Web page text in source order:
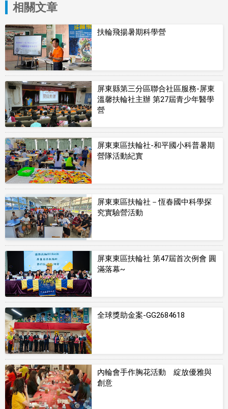
相關文章
扶輪飛揚暑期科學營
屏東縣第三分區聯合社區服務-屏東
溫馨扶輪社主辦 第27屆青少年醫學
營
屏東東區扶輪社-和平國小科普暑期
營隊活動紀實
屏東東區扶輪社－恆春國中科學探
究實驗營活動
屏東東區扶輪社 第47屆首次例會 圓
滿落幕~
全球獎助金案-GG2684618
內輪會手作胸花活動 綻放優雅與
創意